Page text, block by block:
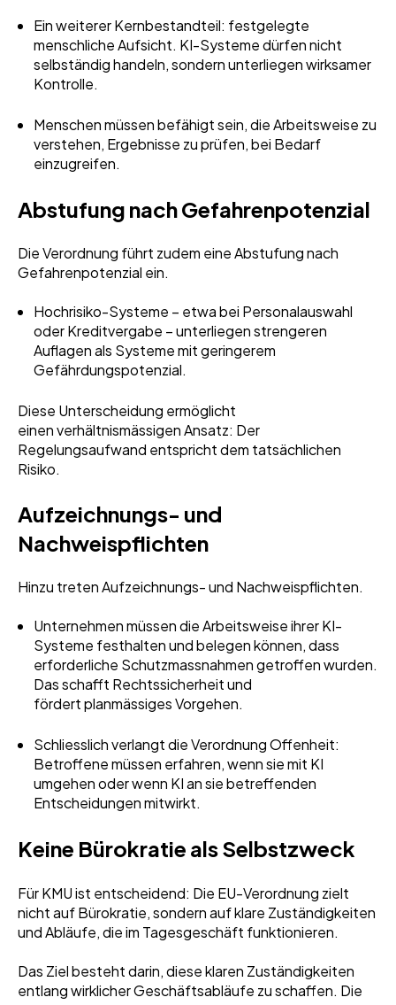
Ein weiterer Kernbestandteil: festgelegte
menschliche Aufsicht. KI-Systeme dürfen nicht
selbständig handeln, sondern unterliegen wirksamer
Kontrolle.
Menschen müssen befähigt sein, die Arbeitsweise zu
verstehen, Ergebnisse zu prüfen, bei Bedarf
einzugreifen.
Abstufung nach Gefahrenpotenzial
Die Verordnung führt zudem eine Abstufung nach
Gefahrenpotenzial ein.
Hochrisiko-Systeme – etwa bei Personalauswahl
oder Kreditvergabe – unterliegen strengeren
Auflagen als Systeme mit geringerem
Gefährdungspotenzial.
Diese Unterscheidung ermöglicht
einen verhältnismässigen Ansatz: Der
Regelungsaufwand entspricht dem tatsächlichen
Risiko.
Aufzeichnungs- und
Nachweispflichten
Hinzu treten Aufzeichnungs- und Nachweispflichten.
Unternehmen müssen die Arbeitsweise ihrer KI-
Systeme festhalten und belegen können, dass
erforderliche Schutzmassnahmen getroffen wurden.
Das schafft Rechtssicherheit und
fördert planmässiges Vorgehen.
Schliesslich verlangt die Verordnung Offenheit:
Betroffene müssen erfahren, wenn sie mit KI
umgehen oder wenn KI an sie betreffenden
Entscheidungen mitwirkt.
Keine Bürokratie als Selbstzweck
Für KMU ist entscheidend: Die EU-Verordnung zielt
nicht auf Bürokratie, sondern auf klare Zuständigkeiten
und Abläufe, die im Tagesgeschäft funktionieren.
Das Ziel besteht darin, diese klaren Zuständigkeiten
entlang wirklicher Geschäftsabläufe zu schaffen. Die